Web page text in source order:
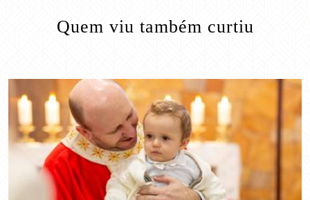
Quem viu também curtiu